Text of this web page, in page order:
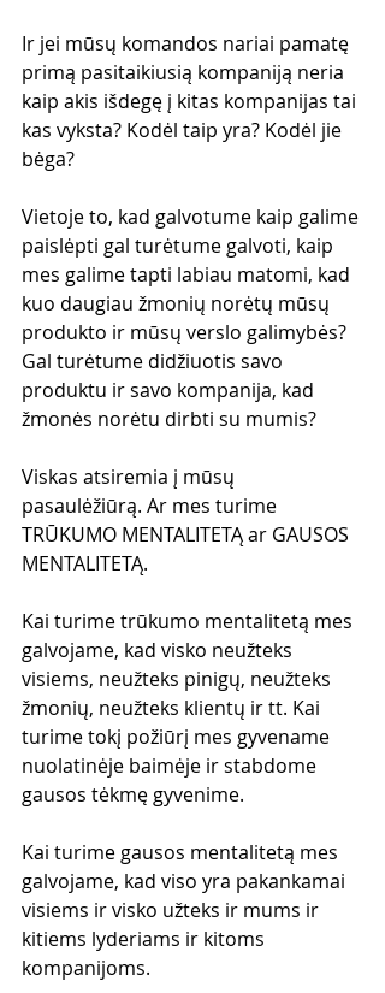
Ir jei mūsų komandos nariai pamatę
primą pasitaikiusią kompaniją neria
kaip akis išdegę į kitas kompanijas tai
kas vyksta? Kodėl taip yra? Kodėl jie
bėga?
Vietoje to, kad galvotume kaip galime
paislėpti gal turėtume galvoti, kaip
mes galime tapti labiau matomi, kad
kuo daugiau žmonių norėtų mūsų
produkto ir mūsų verslo galimybės?
Gal turėtume didžiuotis savo
produktu ir savo kompanija, kad
žmonės norėtu dirbti su mumis?
Viskas atsiremia į mūsų
pasaulėžiūrą. Ar mes turime
TRŪKUMO MENTALITETĄ ar GAUSOS
MENTALITETĄ.
Kai turime trūkumo mentalitetą mes
galvojame, kad visko neužteks
visiems, neužteks pinigų, neužteks
žmonių, neužteks klientų ir tt. Kai
turime tokį požiūrį mes gyvename
nuolatinėje baimėje ir stabdome
gausos tėkmę gyvenime.
Kai turime gausos mentalitetą mes
galvojame, kad viso yra pakankamai
visiems ir visko užteks ir mums ir
kitiems lyderiams ir kitoms
kompanijoms.